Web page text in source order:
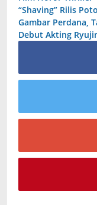
“Shaving” Rilis
Gambar Perdana,
Debut Akting